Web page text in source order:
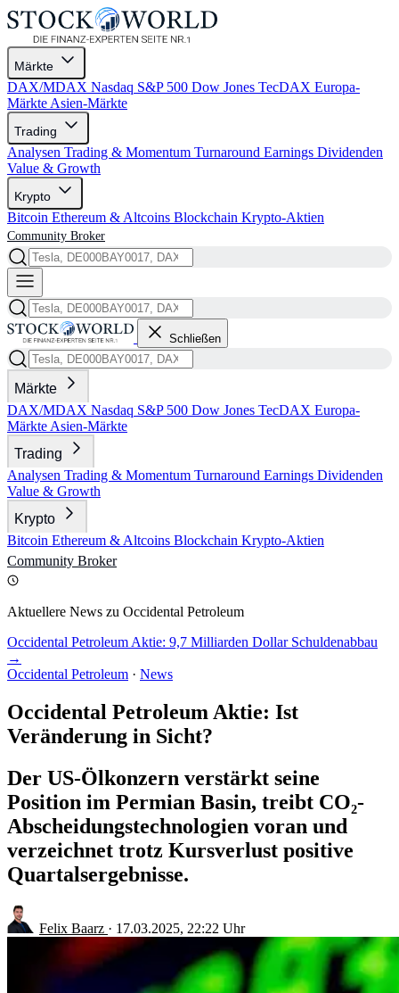
Märkte
DAX/MDAX Nasdaq S&P 500 Dow Jones TecDAX Europa-
Märkte Asien-Märkte
Trading
Analysen Trading & Momentum Turnaround Earnings Dividenden
Value & Growth
Krypto
Bitcoin Ethereum & Altcoins Blockchain Krypto-Aktien
Community Broker
Schließen
Märkte
DAX/MDAX Nasdaq S&P 500 Dow Jones TecDAX Europa-
Märkte Asien-Märkte
Trading
Analysen Trading & Momentum Turnaround Earnings Dividenden
Value & Growth
Krypto
Bitcoin Ethereum & Altcoins Blockchain Krypto-Aktien
Community Broker
Aktuellere News zu Occidental Petroleum
Occidental Petroleum Aktie: 9,7 Milliarden Dollar Schuldenabbau
→
Occidental Petroleum · News
Occidental Petroleum Aktie: Ist
Veränderung in Sicht?
Der US-Ölkonzern verstärkt seine
Position im Permian Basin, treibt CO₂-
Abscheidungstechnologien voran und
verzeichnet trotz Kursverlust positive
Quartalsergebnisse.
Felix Baarz · 17.03.2025, 22:22 Uhr